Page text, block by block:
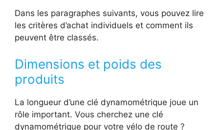
Dans les paragraphes suivants, vous pouvez lire
les critères d’achat individuels et comment ils
peuvent être classés.
Dimensions et poids des
produits
La longueur d’une clé dynamométrique joue un
rôle important. Vous cherchez une clé
dynamométrique pour votre vélo de route ?